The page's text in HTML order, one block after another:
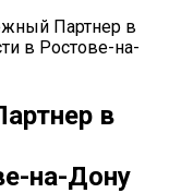
Партнер в
в Ростове-на-
в
на-Дону